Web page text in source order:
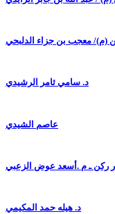
(م)/ معجب بن جزاء الدلبحي
د. سامي ثامر الرشيدي
عاصم الشيدي
ركن ـ م .أسعد عوض الزعبي
د. هيله حمد المكيمي